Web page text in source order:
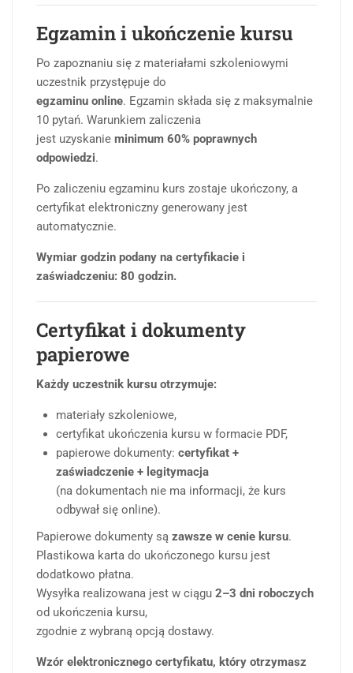
Egzamin i ukończenie kursu
Po zapoznaniu się z materiałami szkoleniowymi
uczestnik przystępuje do
egzaminu online. Egzamin składa się z maksymalnie
10 pytań. Warunkiem zaliczenia
jest uzyskanie minimum 60% poprawnych
odpowiedzi.
Po zaliczeniu egzaminu kurs zostaje ukończony, a
certyfikat elektroniczny generowany jest
automatycznie.
Wymiar godzin podany na certyfikacie i
zaświadczeniu: 80 godzin.
Certyfikat i dokumenty
papierowe
Każdy uczestnik kursu otrzymuje:
materiały szkoleniowe,
certyfikat ukończenia kursu w formacie PDF,
papierowe dokumenty: certyfikat +
zaświadczenie + legitymacja
(na dokumentach nie ma informacji, że kurs
odbywał się online).
Papierowe dokumenty są zawsze w cenie kursu.
Plastikowa karta do ukończonego kursu jest
dodatkowo płatna.
Wysyłka realizowana jest w ciągu 2–3 dni roboczych
od ukończenia kursu,
zgodnie z wybraną opcją dostawy.
Wzór elektronicznego certyfikatu, który otrzymasz